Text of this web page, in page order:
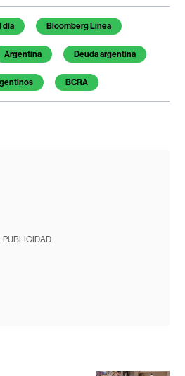
día Bloomberg Línea
Argentina Deuda argentina
BCRA
PUBLICIDAD